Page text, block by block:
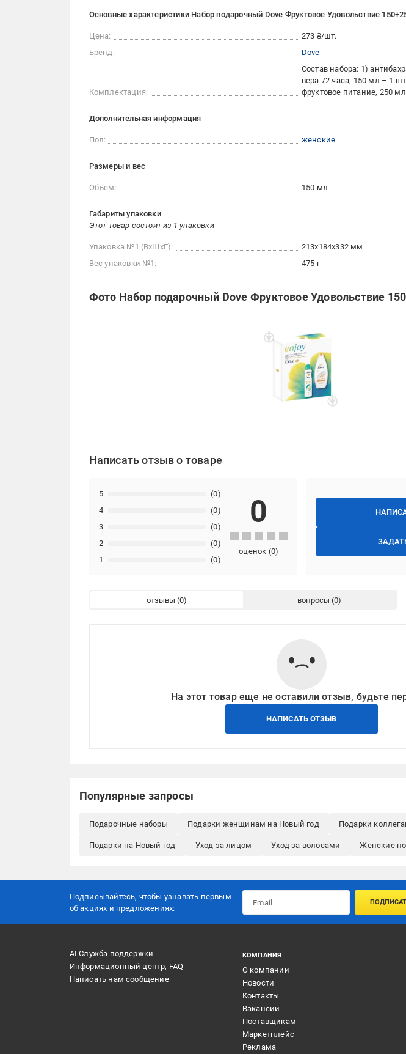
Основные характеристики Набор подарочный Dove Фруктовое Удовольствие
Цена:
273 ₴/шт.
Бренд:
Dove
Комплектация:
Состав набора: 1)
вера 72 часа, 150 мл – 1
фруктовое питание, 250
Дополнительная информация
Пол: женские
Размеры и вес
Объем: 150 мл
Габариты упаковки
Этот товар состоит из 1 упаковки
Упаковка №1 (ВхШхГ):
213x184x332 мм
Вес упаковки №1:
475 г
Фото Набор подарочный Dove Фруктовое Удовольствие
Написать отзыв о товаре
1 (0)
2 (0)
3 (0)
4 (0)
5 (0)
0
оценок (0)
отзывы вопросы
На этот товар еще не оставили отзыв, будьте
НАПИСАТЬ ОТЗЫВ
Популярные запросы
Подарочные наборы Подарки женщинам на Новый год Подарки
Подарки на Новый год Уход за лицом Уход за волосами Женские
Подписывайтесь, чтобы узнавать первым
об акцияx и предложениях:
AI Служба поддержки
Информационный центр, FAQ
Написать нам сообщение
КОМПАНИЯ
О компании
Новости
Контакты
Вакансии
Поставщикам
Маркетплейс
Реклама